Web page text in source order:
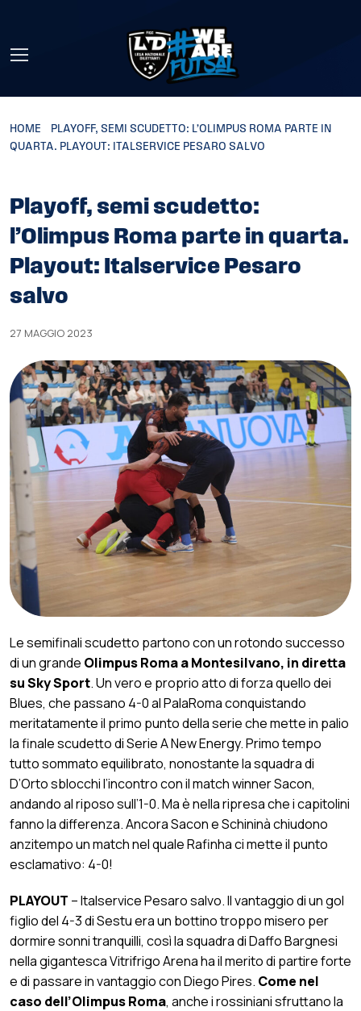
HOME
PLAYOFF, SEMI SCUDETTO: L’OLIMPUS ROMA PARTE IN
QUARTA. PLAYOUT: ITALSERVICE PESARO SALVO
Playoff, semi scudetto:
l’Olimpus Roma parte in quarta.
Playout: Italservice Pesaro
salvo
27 MAGGIO 2023
Le semifinali scudetto partono con un rotondo successo
di un grande Olimpus Roma a Montesilvano, in diretta
su Sky Sport. Un vero e proprio atto di forza quello dei
Blues, che passano 4-0 al PalaRoma conquistando
meritatamente il primo punto della serie che mette in palio
la finale scudetto di Serie A New Energy. Primo tempo
tutto sommato equilibrato, nonostante la squadra di
D’Orto sblocchi l’incontro con il match winner Sacon,
andando al riposo sull’1-0. Ma è nella ripresa che i capitolini
fanno la differenza. Ancora Sacon e Schininà chiudono
anzitempo un match nel quale Rafinha ci mette il punto
esclamativo: 4-0!
PLAYOUT – Italservice Pesaro salvo. Il vantaggio di un gol
figlio del 4-3 di Sestu era un bottino troppo misero per
dormire sonni tranquilli, così la squadra di Daffo Bargnesi
nella gigantesca Vitrifrigo Arena ha il merito di partire forte
e di passare in vantaggio con Diego Pires. Come nel
caso dell’Olimpus Roma, anche i rossiniani sfruttano la